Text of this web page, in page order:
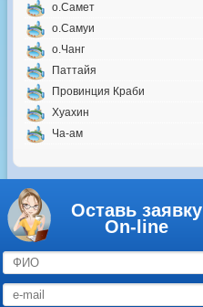
о.Самет
о.Самуи
о.Чанг
Паттайя
Провинция Краби
Хуахин
Ча-ам
Оставь заявку
On-line